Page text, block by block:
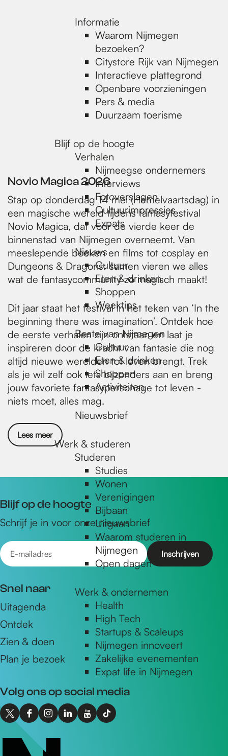
Informatie
Waarom Nijmegen
bezoeken?
Citystore Rijk van Nijmegen
Interactieve plattegrond
Openbare voorzieningen
Pers & media
Duurzaam toerisme
Blijf op de hoogte
Verhalen
Nijmeegse ondernemers
Interviews
Fotoverslagen
Cultuurimpressies
Expats
Nieuws
Cultuur
Eten & drinken
Shoppen
Weektips
Beste van Nijmegen
Cultuur
Eten & drinken
Shoppen
Activiteiten
Nieuwsbrief
Werk & studeren
Studeren
Studies
Wonen
Verenigingen
Bijbaan
Uitgaan
Waarom studeren in
Nijmegen
Open dagen
Werk & ondernemen
Health
High Tech
Startups & Scaleups
Nijmegen innoveert
Zakelijke evenementen
Expat life in Nijmegen
Novio Magica 2026
Stap op donderdag 14 mei (Hemelvaartsdag) in
een magische wereld tijdens fantasyfestival
Novio Magica, dat voor de vierde keer de
binnenstad van Nijmegen overneemt. Van
meeslepende boeken en films tot cosplay en
Dungeons & Dragons: samen vieren we alles
wat de fantasycommunity zo magisch maakt!
Dit jaar staat het festival in het teken van ‘In the
beginning there was imagination’. Ontdek hoe
de eerste verhalen zijn ontstaan en laat je
inspireren door de kracht van fantasie die nog
altijd nieuwe werelden tot leven brengt. Trek
als je wil zelf ook iets bijzonders aan en breng
jouw favoriete fantasypersonage tot leven -
niets moet, alles mag.
Lees meer
Blijf op de hoogte
Schrijf je in voor onze nieuwsbrief
E
-
a
i
l
a
d
e
Snel naar
Uitagenda
Ontdek
Zien & doen
Plan je bezoek
Volg ons op social media
X
F
a
I
L
Y
T